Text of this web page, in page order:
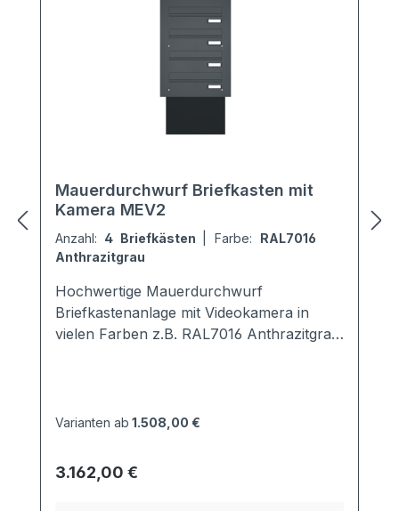
Mauerdurchwurf Briefkasten mit
Kamera MEV2
Anzahl: 4 Briefkästen Farbe: RAL7016
Anthrazitgrau
Hochwertige Mauerdurchwurf
Briefkastenanlage mit Videokamera in
vielen Farben z.B. RAL7016 Anthrazitgrau.
Briefkasten ist entsprechend der
Briefumschläge passen ganz hinein und
müssen nicht geknickt werden. Ebenso
Varianten ab 1.508,00 €
Regulärer Preis:
3.162,00 €